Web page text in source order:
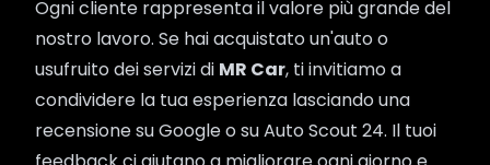
Ogni cliente rappresenta il valore più grande del
nostro lavoro. Se hai acquistato un'auto o
usufruito dei servizi di MR Car, ti invitiamo a
condividere la tua esperienza lasciando una
recensione su Google o su Auto Scout 24. Il tuoi